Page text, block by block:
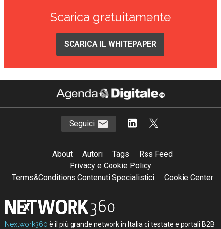
Scarica gratuitamente
SCARICA IL WHITEPAPER
Seguici
About Autori Tags
Rss Feed
Privacy e Cookie Policy
Terms&Conditions Contenuti Specialistici
Cookie Center
Nextwork360 è il più grande network in Italia di testate e portali B2B